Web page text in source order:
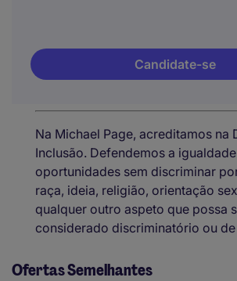
Candidate-se
Na Michael Page, acreditamos na
Inclusão. Defendemos a
oportunidades sem discriminar
raça, ideia, religião, orientação
qualquer outro aspeto que possa
considerado discriminatório ou
Ofertas Semelhantes